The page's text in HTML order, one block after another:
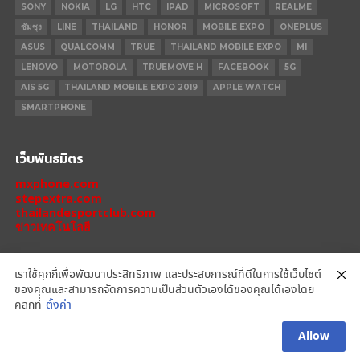
SONY NOKIA LG HTC IPAD MICROSOFT
REALME
ซัมซุง
LINE THAILAND HONOR MOBILE EXPO
ONEPLUS
ASUS
QUALCOMM TRUE THAILAND MOBILE EXPO
MI
LENOVO
MOTOROLA TRUEMOVE H FACEBOOK
5G
AIS 5G
THAILAND MOBILE EXPO 2019
APPLE WATCH
SMARTPHONE
เว็บพันธมิตร
mxphone.com
stepextra.com
thailandesportclub.com
ข่าวเทคโนโลยี
IPHONE 14 PRO
REDMI
เราใช้คุกกี้เพื่อพัฒนาประสิทธิภาพ และประสบการณ์ที่ดีในการใช้เว็บไซต์
ของคุณและสามารถจัดการความเป็นส่วนตัวเองได้ของคุณได้เองโดย
คลิกที่ ตั้งค่า
Allow